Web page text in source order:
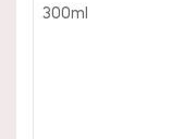
300ml